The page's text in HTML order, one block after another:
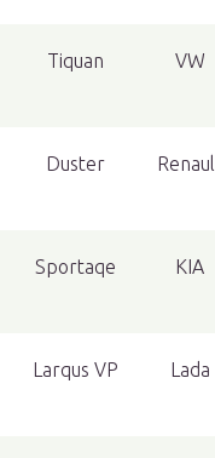
Tiquan VW
Duster
Sportaqe KIA
Larqus VP Lada